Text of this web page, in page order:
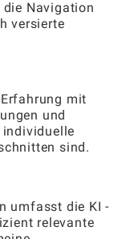
Navigation
versierte
mit
und
individuelle
sind.
umfasst die KI -
relevante